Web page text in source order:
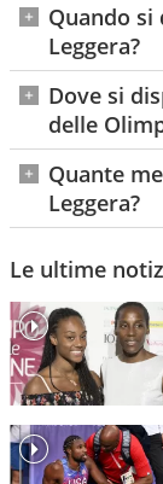
Diego Aldo
Zaynab Dosso
Anna Bongiorni
Dalia Kaddari
Luca Sito
Davide Re
Alice Mangione
Alessandro Sibilio
Ayomide Folorunso
Alice Muraro
Rebecca Sartori
Catalin Tecuceanu
Simone Barontini
Elena Bellò
Quando si
Leggera?
Dall'1 all'11 di
Dove si
delle
Allo Stade de
d'atletica, i salti
La maratona
La marcia al
Quante
Leggera?
maschili, 23
Le ultime